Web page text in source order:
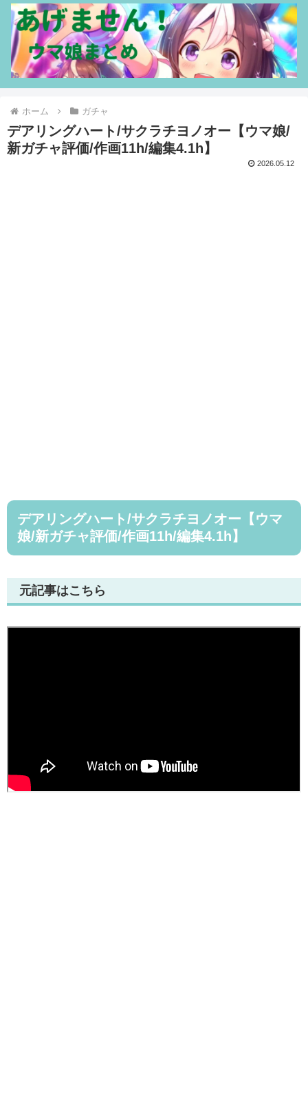
ホーム ガチャ
デアリングハート/サクラチヨノオー【ウマ娘/
新ガチャ評価/作画11h/編集4.1h】
2026.05.12
デアリングハート/サクラチヨノオー【ウマ
娘/新ガチャ評価/作画11h/編集4.1h】
元記事はこちら